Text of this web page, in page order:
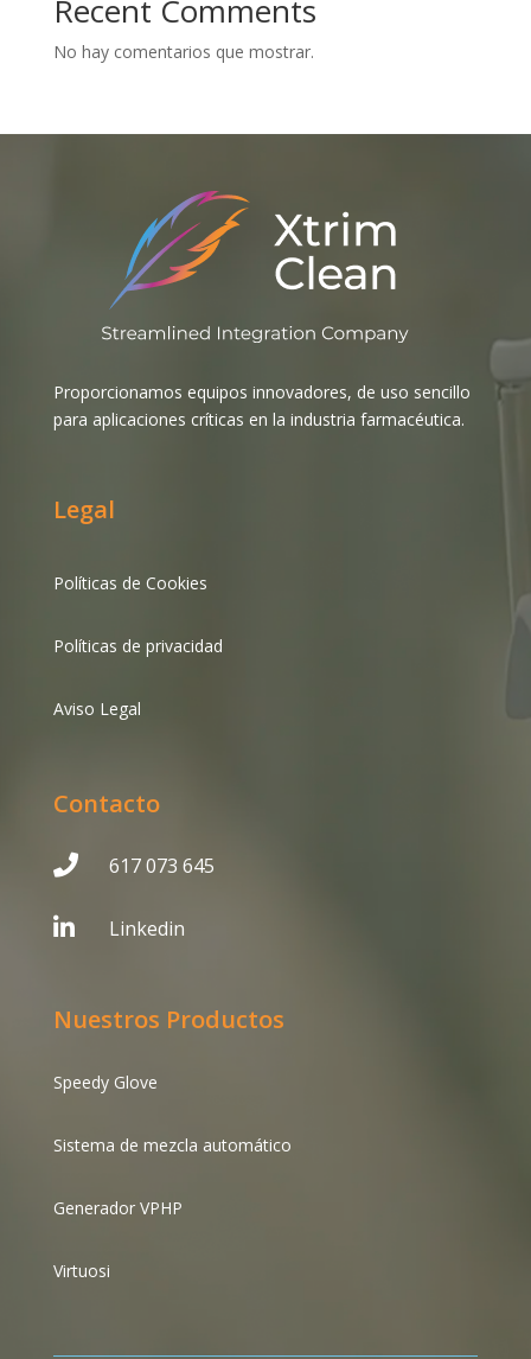
Recent Comments
No hay comentarios que mostrar.
Proporcionamos equipos innovadores, de uso sencillo
para aplicaciones críticas en la industria farmacéutica.
Legal
Políticas de Cookies
Políticas de privacidad
Aviso Legal
Contacto
 617 073 645
 Linkedin
Nuestros Productos
Speedy Glove
Sistema de mezcla automático
Generador VPHP
Virtuosi